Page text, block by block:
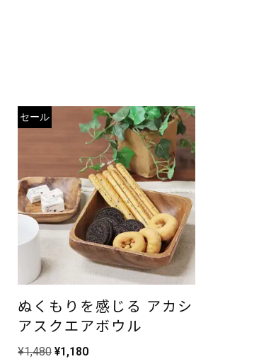
セール
ぬくもりを感じる アカシ
アスクエアボウル
¥1,480 ¥1,180